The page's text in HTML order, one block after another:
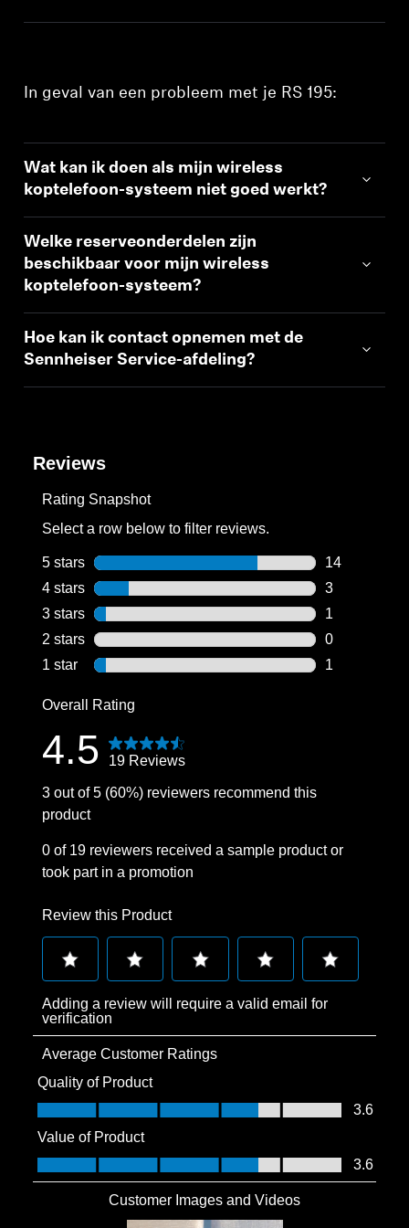
In geval van een probleem met je RS 195:
Wat kan ik doen als mijn wireless
koptelefoon-systeem niet goed werkt?
Welke reserveonderdelen zijn
beschikbaar voor mijn wireless
koptelefoon-systeem?
Hoe kan ik contact opnemen met de
Sennheiser Service-afdeling?
Reviews
Rating Snapshot
Select a row below to filter reviews.
5 stars stars
14
14 reviews
4 stars stars
3
3 reviews
3 stars stars
1
1 review
2 stars stars
0
0 reviews
1 star stars
1
Overall Rating
4.5 19 Reviews
3 out of 5 (60%) reviewers recommend this
product
0 of 19 reviewers received a sample product or
took part in a promotion
Review this Product
to
rate
the
item
with
star.
to
rate
the
item
with
stars.
rate
the
with
rate
with
rate
with
Adding a review will require a valid email for
verification
Average Customer Ratings
Quality of Product
Quality of Product, 3.6 out of 5
3.6
Value of Product
Value of Product, 3.6 out of 5
3.6
Customer Images and Videos
Meld u aan bij uw account om producten aan uw
Login